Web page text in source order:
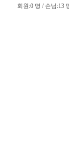
회원:0 명 / 손님:13